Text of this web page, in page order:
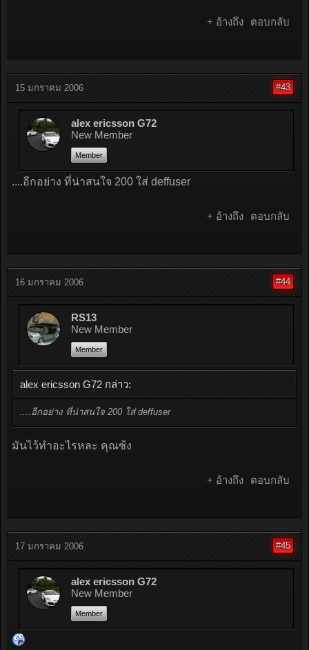
+ อ้างถึง ตอบกลับ
15 มกราคม 2006 #43
alex ericsson G72
New Member
Member
....อีกอย่าง ที่น่าสนใจ 200 ใส่ deffuser
+ อ้างถึง ตอบกลับ
16 มกราคม 2006 #44
RS13
New Member
Member
alex ericsson G72 กล่าว:
....อีกอย่าง ที่น่าสนใจ 200 ใส่ deffuser
มันไว้ทำอะไรหละ คุณซ้ง
+ อ้างถึง ตอบกลับ
17 มกราคม 2006 #45
alex ericsson G72
New Member
Member